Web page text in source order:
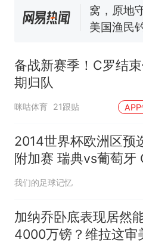
140多朵
美国渔民
回大海 目
官方通报
那个在
因老师一
备战新赛季！C罗结
期归队
咪咕体育 21跟贴
2014世界杯欧洲区预
附加赛 瑞典vs葡萄牙
帽子戏法 伊布梅开二度
我们的足球记忆
加纳乔卧底表现居然
4000万镑？维拉这审